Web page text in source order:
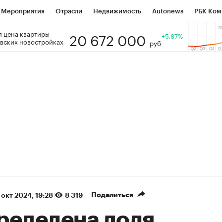
Мероприятия Отрасли Недвижимость Autonews РБК
РБК Образование Тренды
цена квартиры
новостройках
20 672 000 руб
+5.87%
2024, 19:28 8 319 Поделиться